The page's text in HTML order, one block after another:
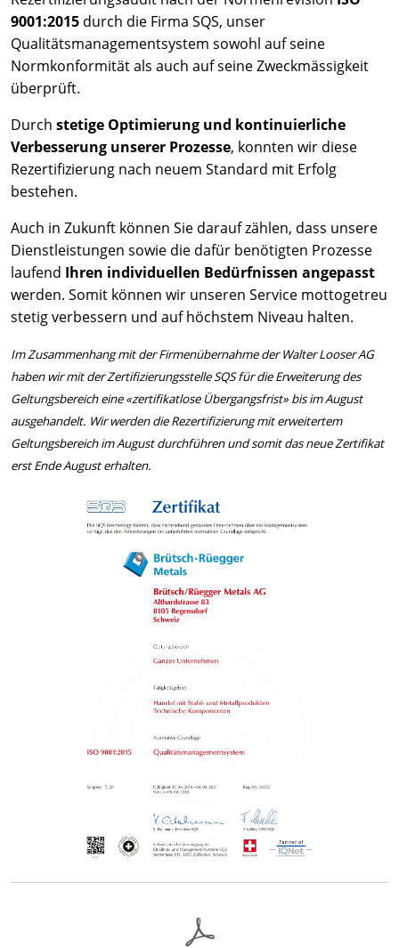
9001:2015 durch die Firma SQS, unser
Qualitätsmanagementsystem sowohl auf seine
Normkonformität als auch auf seine Zweckmässigkeit
überprüft.
Durch stetige Optimierung und kontinuierliche
Verbesserung unserer Prozesse, konnten wir diese
Rezertifizierung nach neuem Standard mit Erfolg
bestehen.
Auch in Zukunft können Sie darauf zählen, dass unsere
Dienstleistungen sowie die dafür benötigten Prozesse
laufend Ihren individuellen Bedürfnissen angepasst
werden. Somit können wir unseren Service mottogetreu
stetig verbessern und auf höchstem Niveau halten.
Im Zusammenhang mit der Firmenübernahme der Walter Looser AG
haben wir mit der Zertifizierungsstelle SQS für die Erweiterung des
Geltungsbereich eine «zertifikatlose Übergangsfrist» bis im August
ausgehandelt. Wir werden die Rezertifizierung mit erweitertem
Geltungsbereich im August durchführen und somit das neue Zertifikat
erst Ende August erhalten.